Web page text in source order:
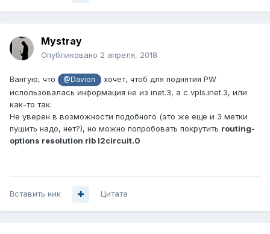
Mystray
Опубликовано 2 апреля, 2018
Вангую, что @Davion
хочет, чтоб для поднятия PW
использовалась информация не из inet.3, а с vpls.inet.3, или
как-то так.
Не уверен в возможности подобного (это же еще и 3 метки
пушить надо, нет?), но можно попробовать покрутить routing-
options resolution rib l2circuit.0
Вставить ник Цитата